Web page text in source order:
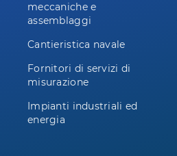
meccaniche e
assemblaggi
Cantieristica navale
Fornitori di servizi di
misurazione
Impianti industriali ed
energia